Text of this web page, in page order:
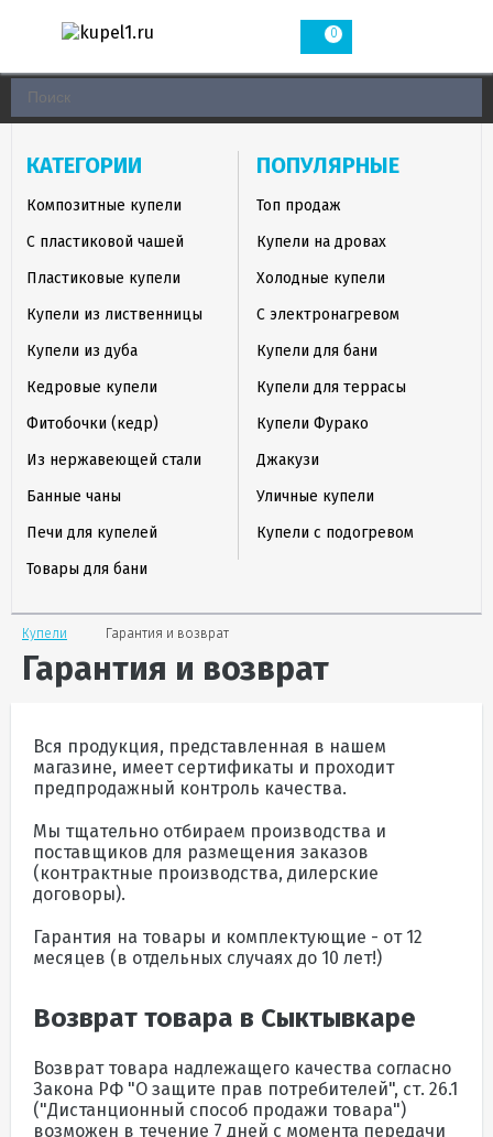
0
КАТЕГОРИИ
Композитные купели
С пластиковой чашей
Пластиковые купели
Купели из лиственницы
Купели из дуба
Кедровые купели
Фитобочки (кедр)
Из нержавеющей стали
Банные чаны
Печи для купелей
Товары для бани
ПОПУЛЯРНЫЕ
Топ продаж
Купели на дровах
Холодные купели
С электронагревом
Купели для бани
Купели для террасы
Купели Фурако
Джакузи
Уличные купели
Купели с подогревом
Купели Гарантия и возврат
Гарантия и возврат
Вся продукция, представленная в нашем
магазине, имеет сертификаты и проходит
предпродажный контроль качества.
Мы тщательно отбираем производства и
поставщиков для размещения заказов
(контрактные производства, дилерские
договоры).
Гарантия на товары и комплектующие - от 12
месяцев (в отдельных случаях до 10 лет!)
Возврат товара в Сыктывкаре
Возврат товара надлежащего качества согласно
Закона РФ "О защите прав потребителей", ст. 26.1
("Дистанционный способ продажи товара")
возможен в течение 7 дней с момента передачи